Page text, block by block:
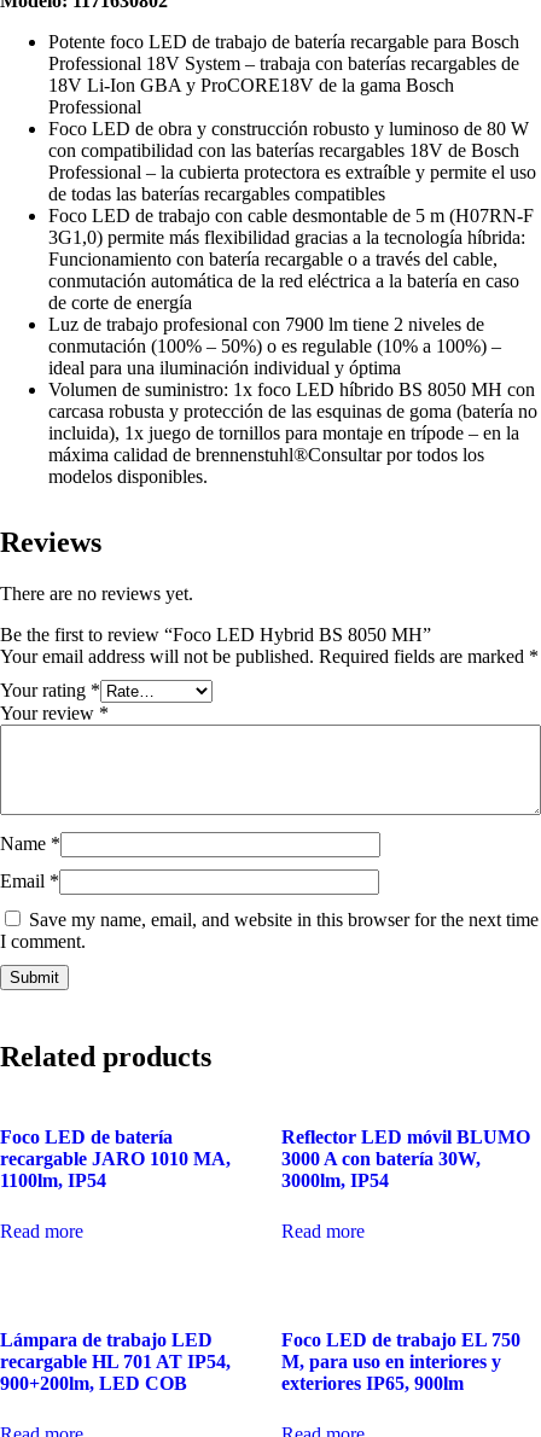
Potente foco LED de trabajo de batería recargable para Bosch
Professional 18V System – trabaja con baterías recargables de
18V Li-Ion GBA y ProCORE18V de la gama Bosch
Professional
Foco LED de obra y construcción robusto y luminoso de 80 W
con compatibilidad con las baterías recargables 18V de Bosch
Professional – la cubierta protectora es extraíble y permite el uso
de todas las baterías recargables compatibles
Foco LED de trabajo con cable desmontable de 5 m (H07RN-F
3G1,0) permite más flexibilidad gracias a la tecnología híbrida:
Funcionamiento con batería recargable o a través del cable,
conmutación automática de la red eléctrica a la batería en caso
de corte de energía
Luz de trabajo profesional con 7900 lm tiene 2 niveles de
conmutación (100% – 50%) o es regulable (10% a 100%) –
ideal para una iluminación individual y óptima
Volumen de suministro: 1x foco LED híbrido BS 8050 MH con
carcasa robusta y protección de las esquinas de goma (batería no
incluida), 1x juego de tornillos para montaje en trípode – en la
máxima calidad de brennenstuhl®Consultar por todos los
modelos disponibles.
Reviews
There are no reviews yet.
Be the first to review “Foco LED Hybrid BS 8050 MH”
Your email address will not be published. Required fields are marked *
Your rating *
Your review *
Name *
Email *
Save my name, email, and website in this browser for the next time
I comment.
Related products
Foco LED de batería
recargable JARO 1010 MA,
1100lm, IP54
Read more
Reflector LED móvil BLUMO
3000 A con batería 30W,
3000lm, IP54
Read more
Lámpara de trabajo LED
recargable HL 701 AT IP54,
900+200lm, LED COB
Foco LED de trabajo EL 750
M, para uso en interiores y
exteriores IP65, 900lm